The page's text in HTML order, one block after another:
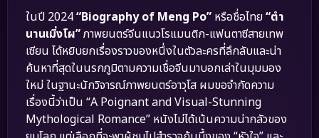
ในปี 2024“Biography of Meng Po” หรือชื่อไทย“ตำ
นานเมิ่งโผ”ภาพยนตร์จีนแนวโรแมนติก-แฟนตาซีสายเทพ
เซียน ได้หยิบยกเรื่องราวของหนึ่งในตัวละครที่ลึกลับและน่า
ค้นหาที่สุดในนรกภูมิตามความเชื่อจีนมาบอกเล่าในมุมมอง
ใหม่ ในฐานะนักวิจารณ์ภาพยนตร์อาวุโส ผมขอจำกัดความ
เรื่องนี้ว่าเป็น “A Poignant and Visual-Stunning
Mythological Romance” หนังไม่ได้เน้นความน่ากลัวของ